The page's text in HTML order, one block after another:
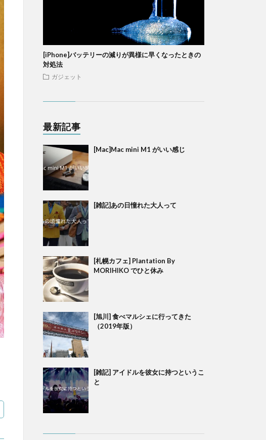
[iPhone]バッテリーの減りが異様に早くなったときの
対処法
ガジェット
最新記事
[Mac]Mac mini M1 がいい感じ
[雑記]あの日憧れた大人って
[札幌カフェ] Plantation By
MORIHIKO でひと休み
[旭川] 食べマルシェに行ってきた
（2019年版）
[雑記] アイドルを彼女に持つというこ
と